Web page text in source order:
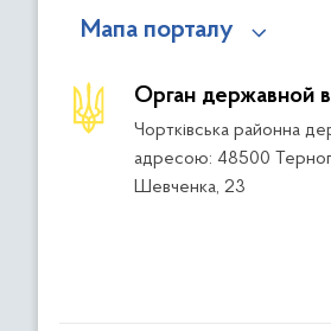
Мапа порталу
Орган державной
Чортківська районна
адресою: 48500
Шевченка, 23